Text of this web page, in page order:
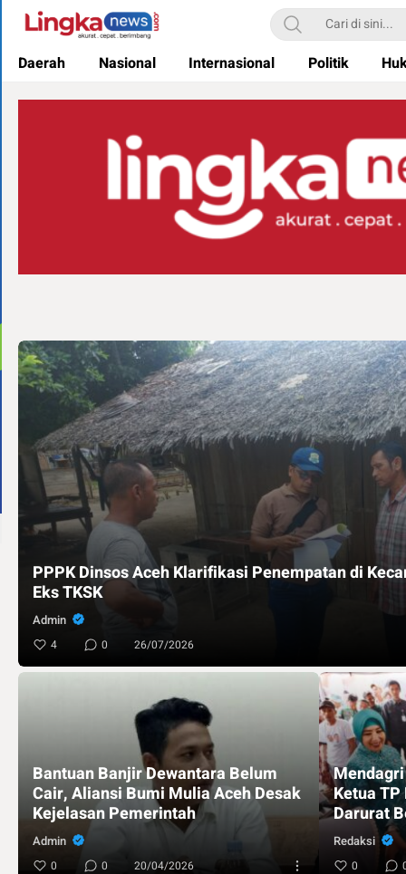
Lingkanews
Akurat. Cepat & Berimbang
Daerah Nasional Internasional Politik
PPPK Dinsos Aceh Klarifikasi Penempatan di
Eks TKSK
Admin
4 0 26/07/2026
Bantuan Banjir Dewantara Belum
Cair, Aliansi Bumi Mulia Aceh Desak
Kejelasan Pemerintah
Admin
0 0 20/04/2026
Ketua
Darurat
Redaksi
0